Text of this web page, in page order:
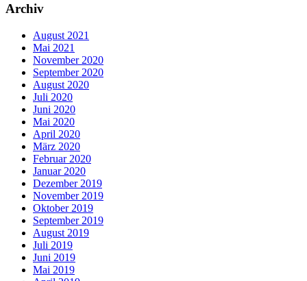
Archiv
August 2021
Mai 2021
November 2020
September 2020
August 2020
Juli 2020
Juni 2020
Mai 2020
April 2020
März 2020
Februar 2020
Januar 2020
Dezember 2019
November 2019
Oktober 2019
September 2019
August 2019
Juli 2019
Juni 2019
Mai 2019